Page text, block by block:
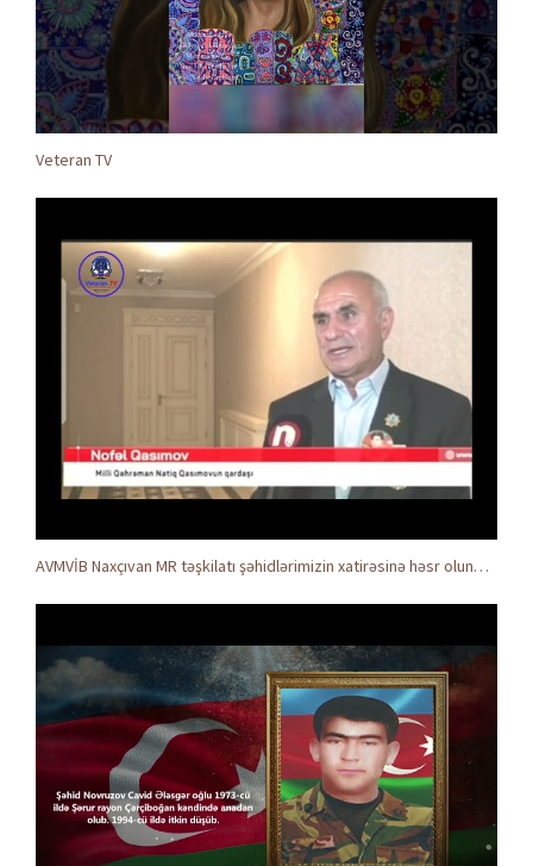
Veteran TV
AVMVİB Naxçıvan MR təşkilatı şəhidlərimizin xatirəsinə həsr olunmuş tədbir keçirdi